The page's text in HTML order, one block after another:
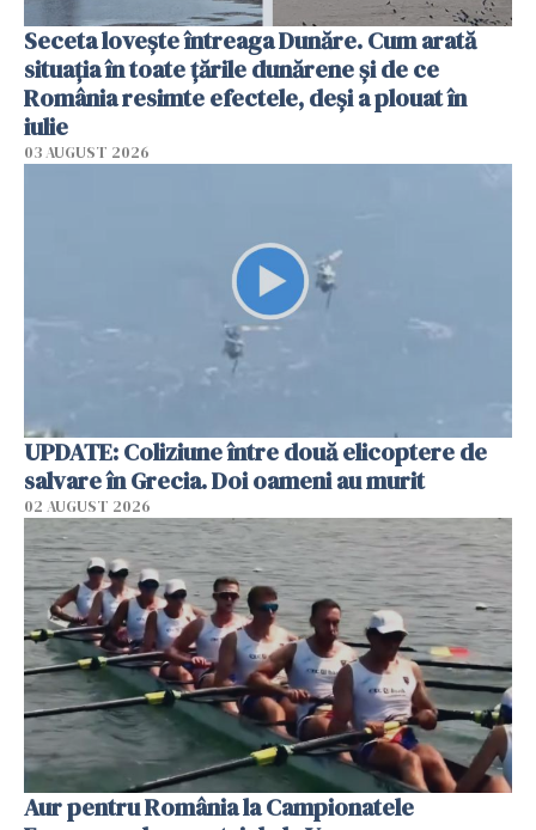
Seceta lovește întreaga Dunăre. Cum arată
situația în toate țările dunărene și de ce
România resimte efectele, deși a plouat în
iulie
03 AUGUST 2026
UPDATE: Coliziune între două elicoptere de
salvare în Grecia. Doi oameni au murit
02 AUGUST 2026
Aur pentru România la Campionatele